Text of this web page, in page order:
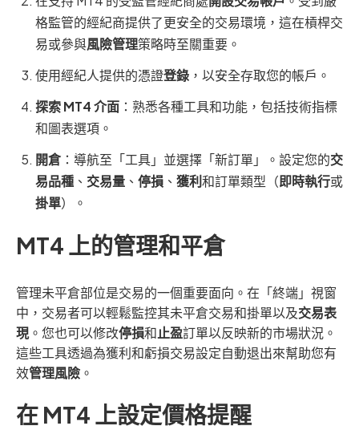
格監管的經紀商提供了更安全的交易環境，這在槓桿交
易或參與風險管理策略時至關重要。
使用經紀人提供的憑證登錄 ，以安全存取您的帳戶。
探索 MT4 介面 ：熟悉各種工具和功能，包括技術指標
和圖表選項。
開倉 ：導航至「工具」並選擇「新訂單」。設定您的交
易品種 、 交易量 、 停損 、 獲利和訂單類型（即時執行或
掛單）。
MT4 上的管理和平倉
管理未平倉部位是交易的一個重要面向。在「終端」視窗
中，交易者可以輕鬆監控其未平倉交易和掛單以及交易表
現。您也可以修改停損和止盈訂單以反映新的市場狀況。
這些工具透過為獲利和虧損交易設定自動退出來幫助您有
效管理風險 。
在 MT4 上設定價格提醒